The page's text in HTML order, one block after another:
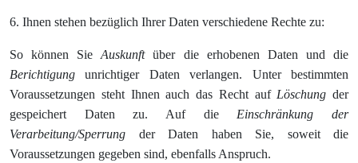
6. Ihnen stehen bezüglich Ihrer Daten verschiedene Rechte zu:
So können SieAuskunftüber die erhobenen Daten und die
Berichtigung unrichtiger Daten verlangen. Unter bestimmten
Voraussetzungen steht Ihnen auch das Recht auf Löschung der
gespeichert Daten zu. Auf die Einschränkung der
Verarbeitung/Sperrung der Daten haben Sie, soweit die
Voraussetzungen gegeben sind, ebenfalls Anspruch.